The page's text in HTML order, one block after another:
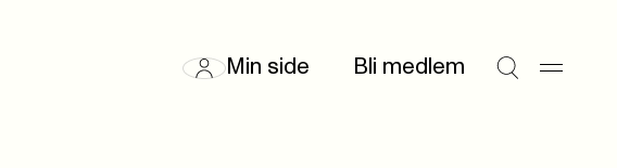
Min side Bli medlem